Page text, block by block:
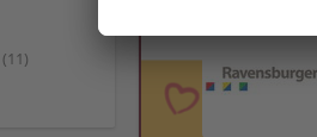
(11)